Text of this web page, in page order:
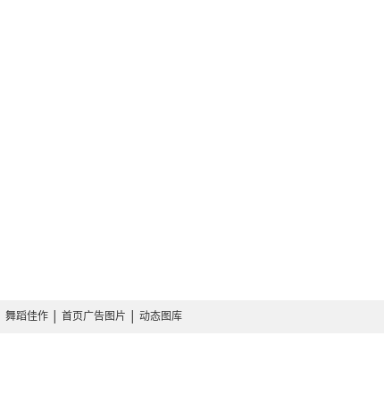
舞蹈佳作│ 首页广告图片 动态图库